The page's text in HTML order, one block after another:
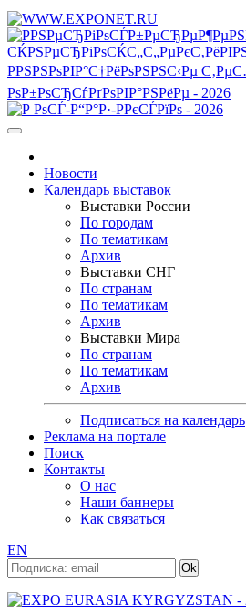
Новости
Календарь выставок
Выставки России
По городам
По тематикам
Архив
Выставки СНГ
По странам
По тематикам
Архив
Выставки Мира
По странам
По тематикам
Архив
Подписаться на календарь
Реклама на портале
Поиск
Контакты
О нас
Наши баннеры
Как связаться
EN